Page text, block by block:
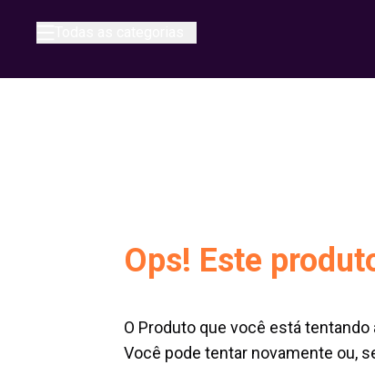
Ops! Este
O Produto que você está
Você pode tentar novamente ou,